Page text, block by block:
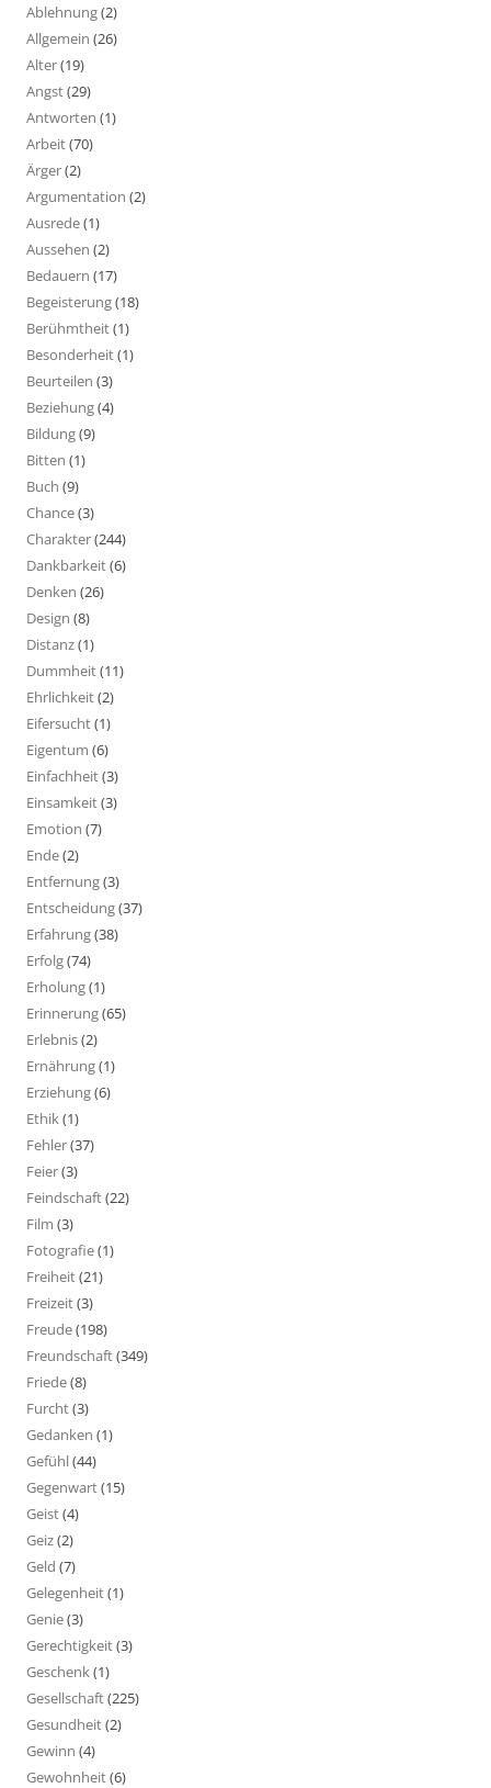
Ablehnung(2)
Allgemein (26)
Alter(19)
Angst(29)
Antworten (1)
Arbeit(70)
Ärger(2)
Argumentation (2)
Ausrede(1)
Aussehen (2)
Bedauern (17)
Begeisterung(18)
Berühmtheit(1)
Besonderheit(1)
Beurteilen (3)
Beziehung(4)
Bildung(9)
Bitten (1)
Buch (9)
Chance(3)
Charakter(244)
Dankbarkeit(6)
Denken (26)
Design (8)
Distanz(1)
Dummheit(11)
Ehrlichkeit(2)
Eifersucht(1)
Eigentum (6)
Einfachheit(3)
Einsamkeit(3)
Emotion (7)
Ende(2)
Entfernung(3)
Entscheidung(37)
Erfahrung(38)
Erfolg(74)
Erholung(1)
Erinnerung(65)
Erlebnis(2)
Ernährung(1)
Erziehung(6)
Ethik(1)
Fehler(37)
Feier(3)
Feindschaft(22)
Film (3)
Fotografie(1)
Freiheit(21)
Freizeit(3)
Freude(198)
Freundschaft(349)
Friede(8)
Furcht(3)
Gedanken (1)
Gefühl(44)
Gegenwart(15)
Geist(4)
Geiz(2)
Geld (7)
Gelegenheit(1)
Genie(3)
Gerechtigkeit(3)
Geschenk(1)
Gesellschaft(225)
Gesundheit(2)
Gewinn (4)
Gewohnheit(6)